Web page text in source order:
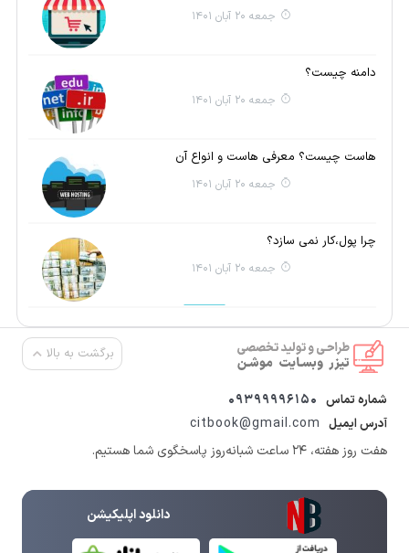
جمعه 20 آبان 1401
دامنه چیست؟
جمعه 20 آبان 1401
هاست چیست؟ معرفی هاست و انواع آن
جمعه 20 آبان 1401
چرا پول،کار نمی سازد؟
جمعه 20 آبان 1401
برگشت به بالا
شماره تماس 09399996150
آدرس ایمیل citbook@gmail.com
هفت روز هفته، ۲۴ ساعت شبانه‌روز پاسخگوی شما هستیم.
دانلود اپلیکیشن